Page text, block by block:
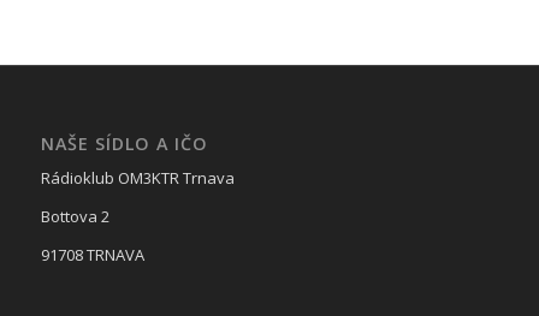
NAŠE SÍDLO A IČO
Rádioklub OM3KTR Trnava
Bottova 2
91708 TRNAVA